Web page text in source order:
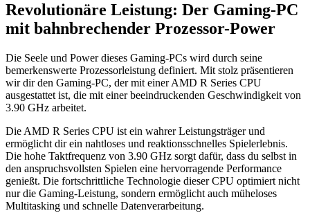
Revolutionäre Leistung: Der Gaming-PC
mit bahnbrechender Prozessor-Power
Die Seele und Power dieses Gaming-PCs wird durch seine
bemerkenswerte Prozessorleistung definiert. Mit stolz präsentieren
wir dir den Gaming-PC, der mit einer AMD R Series CPU
ausgestattet ist, die mit einer beeindruckenden Geschwindigkeit von
3.90 GHz arbeitet.
Die AMD R Series CPU ist ein wahrer Leistungsträger und
ermöglicht dir ein nahtloses und reaktionsschnelles Spielerlebnis.
Die hohe Taktfrequenz von 3.90 GHz sorgt dafür, dass du selbst in
den anspruchsvollsten Spielen eine hervorragende Performance
genießt. Die fortschrittliche Technologie dieser CPU optimiert nicht
nur die Gaming-Leistung, sondern ermöglicht auch müheloses
Multitasking und schnelle Datenverarbeitung.